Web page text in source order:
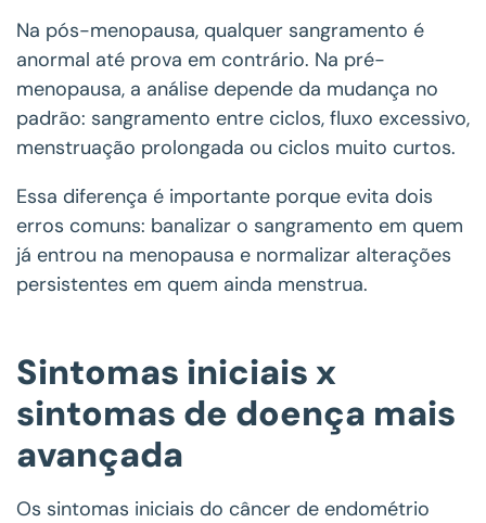
Na pós-menopausa, qualquer sangramento é
anormal até prova em contrário. Na pré-
menopausa, a análise depende da mudança no
padrão: sangramento entre ciclos, fluxo excessivo,
menstruação prolongada ou ciclos muito curtos.
Essa diferença é importante porque evita dois
erros comuns: banalizar o sangramento em quem
já entrou na menopausa e normalizar alterações
persistentes em quem ainda menstrua.
Sintomas iniciais x
sintomas de doença mais
avançada
Os sintomas iniciais do câncer de endométrio